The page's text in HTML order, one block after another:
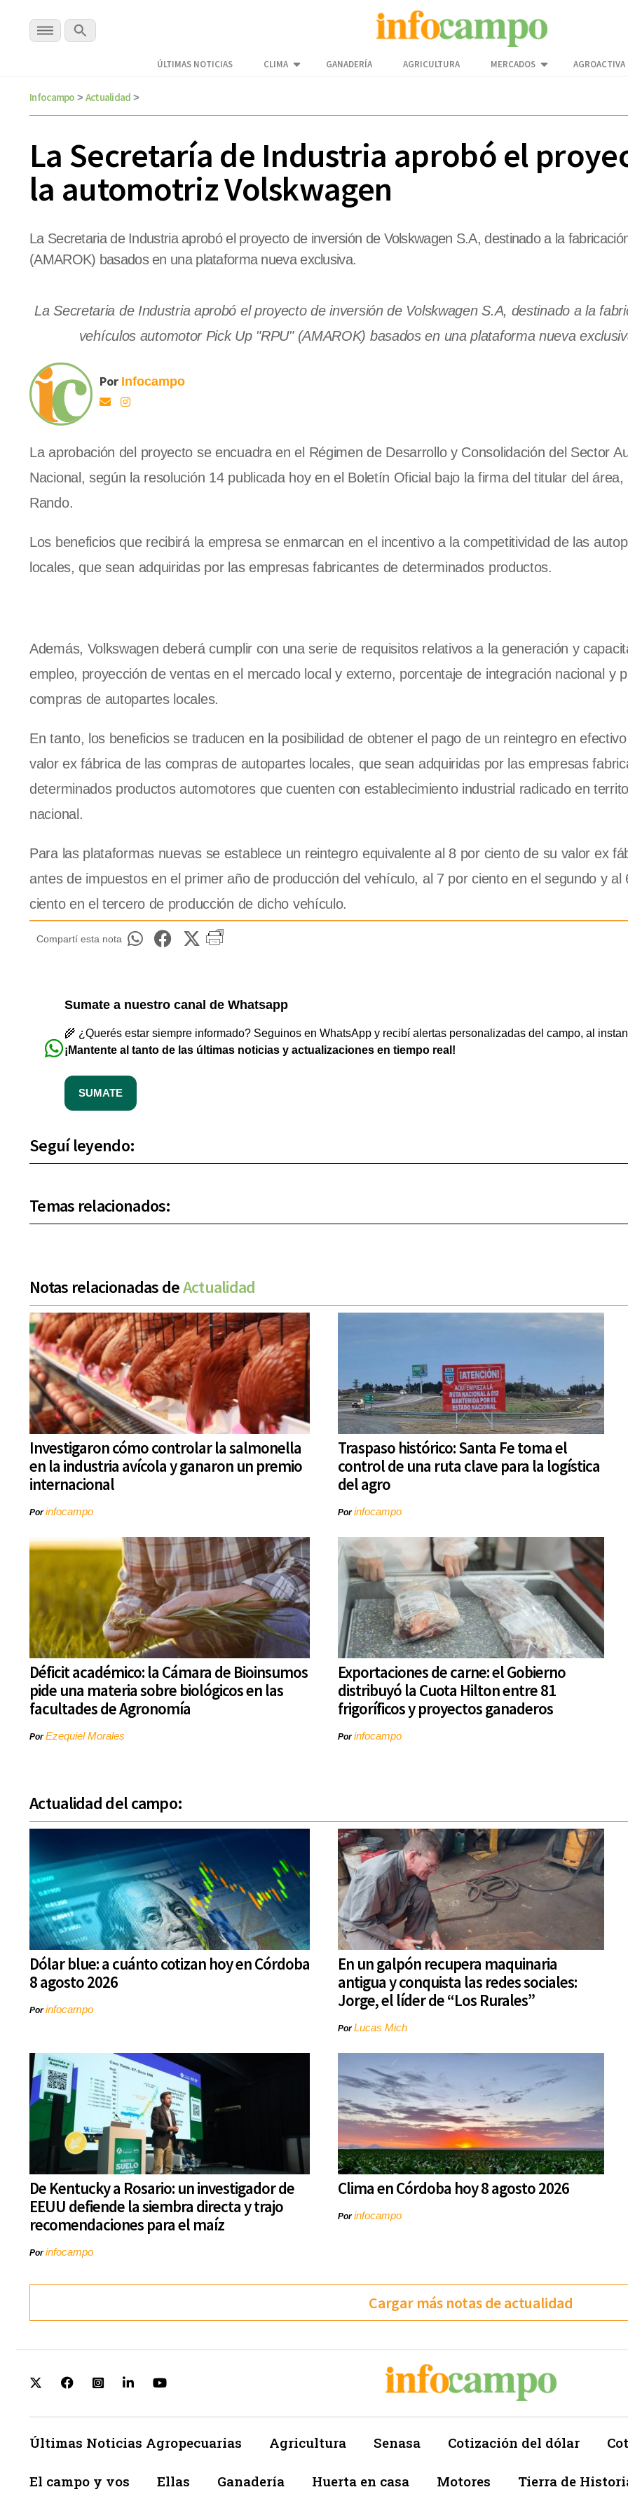
ÚLTIMAS NOTICIAS CLIMA GANADERÍA AGRICULTURA MERCADOS AGROACTIVA
Infocampo > Actualidad >
La Secretaría de Industria aprobó el
la automotriz Volskwagen
La Secretaria de Industria aprobó el proyecto de inversión de Volskwagen S.A, destinado a la
(AMAROK) basados en una plataforma nueva exclusiva.
La Secretaria de Industria aprobó el proyecto de inversión de Volskwagen S.A, destinado a la
vehículos automotor Pick Up "RPU" (AMAROK) basados en una plataforma nueva
Por Infocampo
La aprobación del proyecto se encuadra en el Régimen de Desarrollo y Consolidación del Sector
Nacional, según la resolución 14 publicada hoy en el Boletín Oficial bajo la firma del titular del área,
Rando.
Los beneficios que recibirá la empresa se enmarcan en el incentivo a la competitividad de las
locales, que sean adquiridas por las empresas fabricantes de determinados productos.
Además, Volkswagen deberá cumplir con una serie de requisitos relativos a la generación y
empleo, proyección de ventas en el mercado local y externo, porcentaje de integración nacional y
compras de autopartes locales.
En tanto, los beneficios se traducen en la posibilidad de obtener el pago de un reintegro en
valor ex fábrica de las compras de autopartes locales, que sean adquiridas por las empresas
determinados productos automotores que cuenten con establecimiento industrial radicado en
nacional.
Para las plataformas nuevas se establece un reintegro equivalente al 8 por ciento de su valor ex
antes de impuestos en el primer año de producción del vehículo, al 7 por ciento en el segundo y al
ciento en el tercero de producción de dicho vehículo.
Compartí esta nota
Sumate a nuestro canal de Whatsapp
🌾 ¿Querés estar siempre informado? Seguinos en WhatsApp y recibí alertas personalizadas del campo, al
¡Mantente al tanto de las últimas noticias y actualizaciones en tiempo real!
SUMATE
Seguí leyendo:
Temas relacionados:
Notas relacionadas deActualidad
Investigaron cómo controlar la salmonella
en la industria avícola y ganaron un premio
internacional
Porinfocampo
Traspaso histórico: Santa Fe toma el
control de una ruta clave para la logística
del agro
Porinfocampo
Déficit académico: la Cámara de Bioinsumos
pide una materia sobre biológicos en las
facultades de Agronomía
PorEzequiel Morales
Exportaciones de carne: el Gobierno
distribuyó la Cuota Hilton entre 81
frigoríficos y proyectos ganaderos
Porinfocampo
Actualidad del campo:
Dólar blue: a cuánto cotizan hoy en Córdoba
8 agosto 2026
Porinfocampo
En un galpón recupera maquinaria
antigua y conquista las redes sociales:
Jorge, el líder de “Los Rurales”
PorLucas Mich
De Kentucky a Rosario: un investigador de
EEUU defiende la siembra directa y trajo
recomendaciones para el maíz
Porinfocampo
Clima en Córdoba hoy 8 agosto 2026
Porinfocampo
Cargar más notas de actualidad
Últimas Noticias Agropecuarias Agricultura Senasa Cotización del dólar
El campo y vos Ellas Ganadería Huerta en casa Motores Tierra de